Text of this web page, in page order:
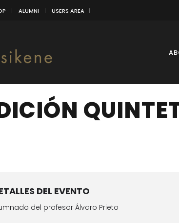
ALUMNI USERS AREA
DEL EVENTO
del profesor Álvaro Prieto